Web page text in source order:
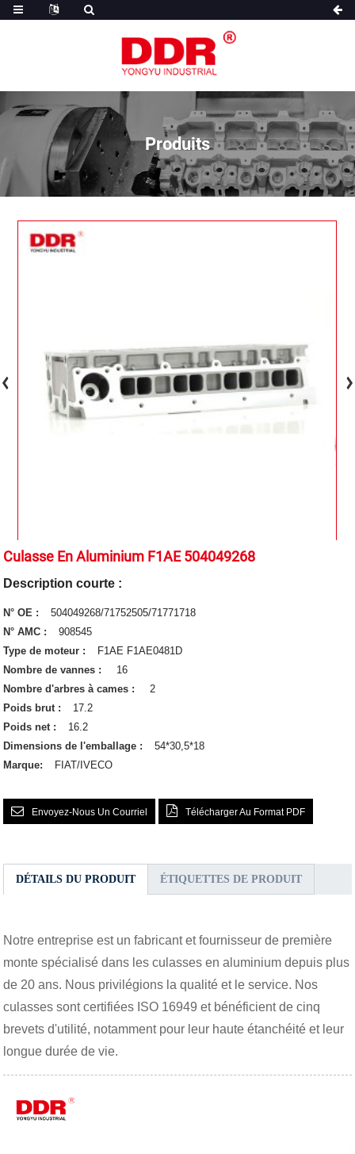
Produits
Culasse En Aluminium F1AE 504049268
Description courte :
N° OE :
504049268/71752505/71771718
N° AMC :
908545
Type de moteur :
F1AE F1AE0481D
Nombre de vannes :
16
Nombre d'arbres à cames :
2
Poids brut :
17.2
Poids net :
16.2
Dimensions de l'emballage :
54*30,5*18
Marque:
FIAT/IVECO
Envoyez-Nous Un Courriel Télécharger Au Format PDF
DÉTAILS DU PRODUIT ÉTIQUETTES DE PRODUIT
Notre entreprise est un fabricant et fournisseur de première
monte spécialisé dans les culasses en aluminium depuis plus
de 20 ans. Nous privilégions la qualité et le service. Nos
culasses sont certifiées ISO 16949 et bénéficient de cinq
brevets d'utilité, notamment pour leur haute étanchéité et leur
longue durée de vie.